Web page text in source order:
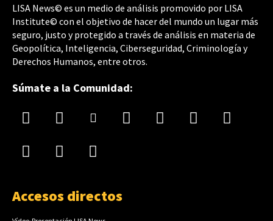
LISA News© es un medio de análisis promovido por LISA
Institute© con el objetivo de hacer del mundo un lugar más
seguro, justo y protegido a través de análisis en materia de
Geopolítica, Inteligencia, Ciberseguridad, Criminología y
Derechos Humanos, entre otros.
Súmate a la Comunidad:
Accesos directos